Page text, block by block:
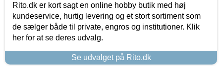
Rito.dk er kort sagt en online hobby butik med høj
kundeservice, hurtig levering og et stort sortiment som
de sælger både til private, engros og institutioner. Klik
her for at se deres udvalg.
Se udvalget på Rito.dk